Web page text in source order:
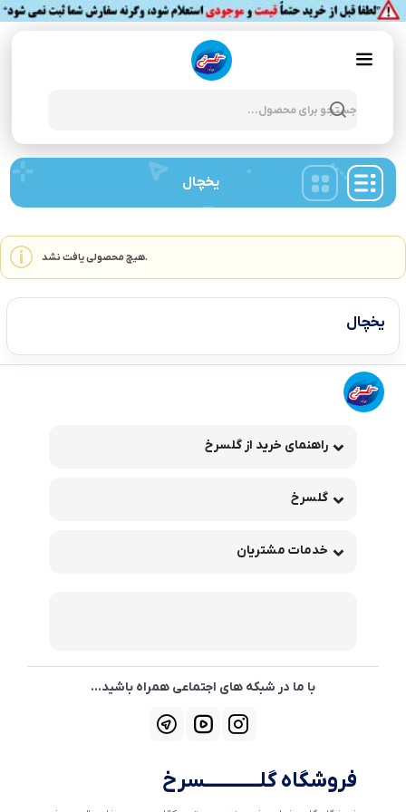
یخچال
هیچ محصولی یافت نشد.
یخچال
راهنمای خرید از گلسرخ
گلسرخ
خدمات مشتریان
با ما در شبکه های اجتماعی همراه باشید...
فروشگاه گلــــــــــــسرخ